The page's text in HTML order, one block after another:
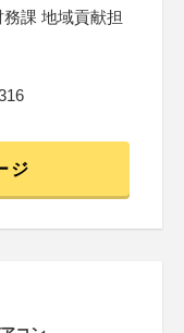
課 地域貢献担
ジ